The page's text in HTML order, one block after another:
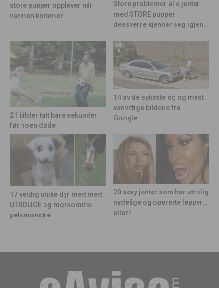
store pupper opplever når
varmen kommer
Store problemer alle jenter
med STORE pupper
dessverre kjenner seg igjen...
21 bilder tatt bare sekunder
før noen døde
14 av de sykeste og og mest
vanvittige bildene fra
Google...
17 veldig unike dyr med med
UTROLIGE og morsomme
pelsmønstre
20 sexy jenter som har utrolig
nydelige og opererte lepper…
eller?